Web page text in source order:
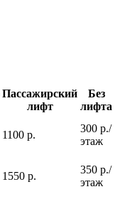
Пассажирский
лифт
Без
лифта
1100 р.
300 р./
этаж
1550 р.
350 р./
этаж